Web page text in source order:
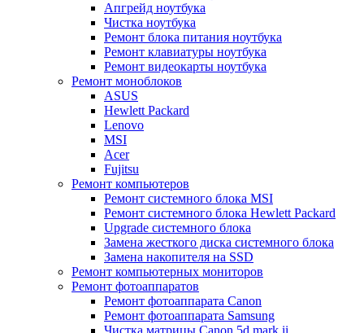
Апгрейд ноутбука
Чистка ноутбука
Ремонт блока питания ноутбука
Ремонт клавиатуры ноутбука
Ремонт видеокарты ноутбука
Ремонт моноблоков
ASUS
Hewlett Packard
Lenovo
MSI
Acer
Fujitsu
Ремонт компьютеров
Ремонт системного блока MSI
Ремонт системного блока Hewlett Packard
Upgrade системного блока
Замена жесткого диска системного блока
Замена накопителя на SSD
Ремонт компьютерных мониторов
Ремонт фотоаппаратов
Ремонт фотоаппарата Canon
Ремонт фотоаппарата Samsung
Чистка матрицы Canon 5d mark ii